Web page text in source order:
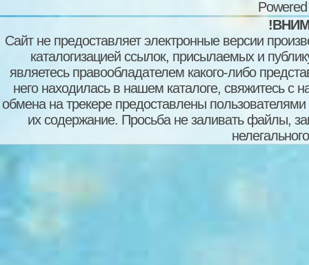
Сайт не предоставляет электронные версии
каталогизацией ссылок, присылаемых и
являетесь правообладателем какого-либо
него находилась в нашем каталоге, свяжитесь
обмена на трекере предоставлены пользователями
их содержание. Просьба не заливать файлы,